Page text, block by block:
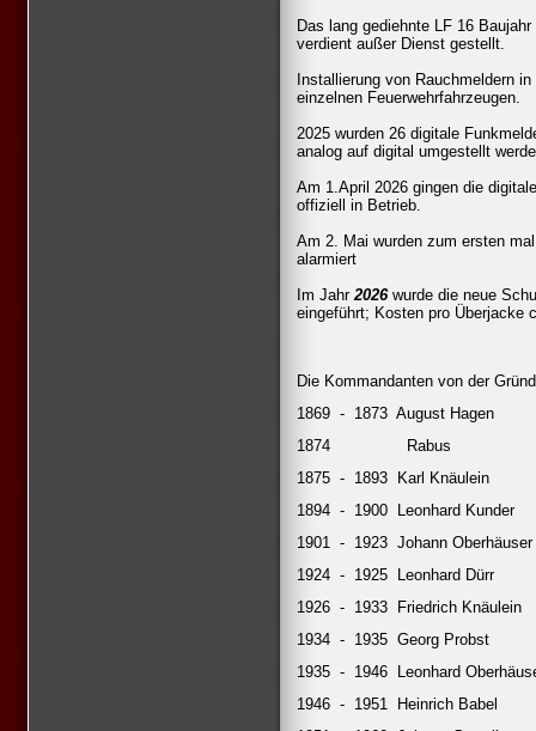
Das lang gediehnte LF 16
verdient außer Dienst gestellt.
Installierung von Rauchmeldern
einzelnen Feuerwehrfahrzeugen.
2025 wurden 26 digitale
analog auf digital umgestellt
Am 1.April 2026 gingen die
offiziell in Betrieb.
Am 2. Mai wurden zum ersten
alarmiert
Im Jahr2026wurde die neue
eingeführt; Kosten pro Überjacke
Die Kommandanten von der
1869 - 1873 August Hagen
1874
Rabus
1875 - 1893
Karl Knäulein
1894 - 1900
Leonhard Kunder
1901 - 1923 Johann Oberhäuser
1924 - 1925
Leonhard Dürr
1926 - 1933
Friedrich Knäulein
1934 - 1935 Georg Probst
1935 - 1946
Leonhard
1946 - 1951
Heinrich Babel